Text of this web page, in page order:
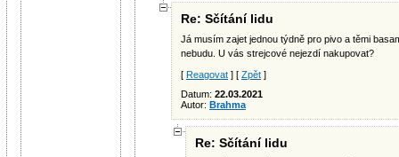
Re: Sčítání lidu
Já musím zajet jednou týdně pro pivo a těmi
nebudu. U vás strejcové nejezdí nakupovat?
[ Reagovat ] [ Zpět ]
Datum: 22.03.2021
Autor: Brahma
Re: Sčítání lidu